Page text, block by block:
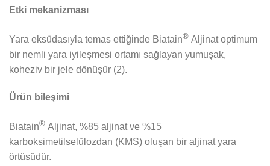
Etki mekanizması
Yara eksüdasıyla temas ettiğinde Biatain® Aljinat optimum
bir nemli yara iyileşmesi ortamı sağlayan yumuşak,
koheziv bir jele dönüşür (2).
Ürün bileşimi
Biatain® Aljinat, %85 aljinat ve %15
karboksimetilselülozdan (KMS) oluşan bir aljinat yara
örtüsüdür.